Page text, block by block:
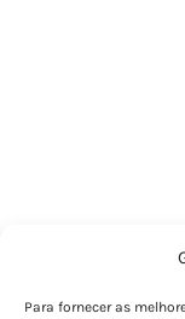
Para fornecer as